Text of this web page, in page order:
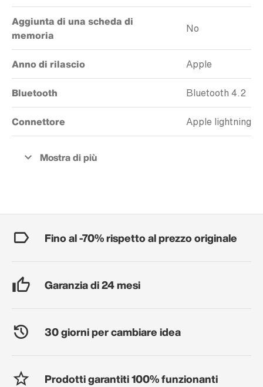
Aggiunta di una scheda di
memoria
No
Anno di rilascio Apple
Bluetooth Bluetooth 4.2
Connettore Apple lightning
Fino al -70% rispetto al prezzo originale
Garanzia di 24 mesi
30 giorni per cambiare idea
Prodotti garantiti 100% funzionanti